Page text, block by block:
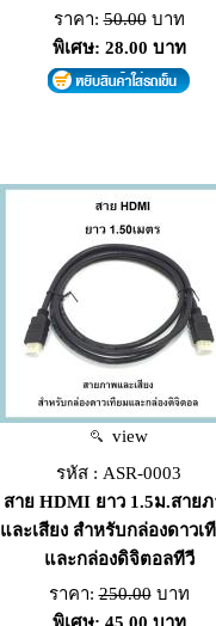
ราคา:50.00บาท
พิเศษ: 28.00 บาท
view
รหัส : ASR-0003
สาย HDMI ยาว 1.5ม.สาย
และเสียง สำหรับกล่องดาวเ
และกล่องดิจิตอลทีวี
ราคา:250.00บาท